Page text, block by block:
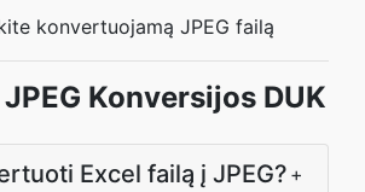
konvertuojamą JPEG failą
Konversijos DUK
Excel failą į JPEG? +